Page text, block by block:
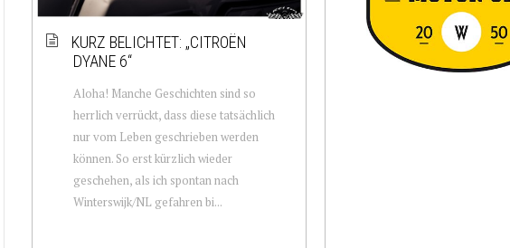
KURZ BELICHTET: „CITROËN
DYANE 6“
Aloha! Manche Geschichten sind so
herrlich verrückt, dass diese tatsächlich
nur vom Leben geschrieben werden
können. So erst kürzlich wieder
geschehen, als ich spontan nach
Winterswijk/NL gefahren bi...